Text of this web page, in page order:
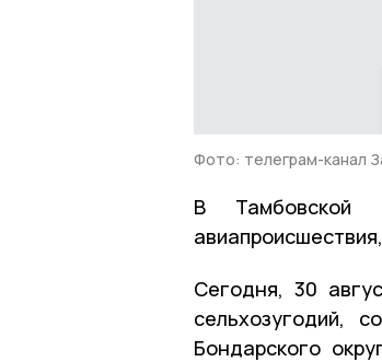
Фото: телеграм-канал
В Тамбовской
Сегодня, 30
сельхозугодий,
Бондарского